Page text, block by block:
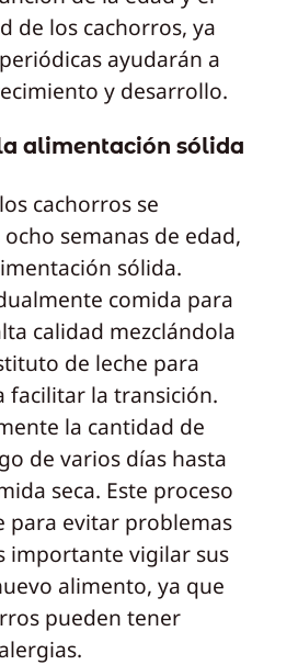
de los cachorros, ya
ayudarán a
y desarrollo.
alimentación sólida
cachorros se
semanas de edad,
sólida.
comida para
calidad mezclándola
de leche para
facilitar la transición.
la cantidad de
de varios días hasta
seca. Este proceso
para evitar problemas
importante vigilar sus
alimento, ya que
pueden tener